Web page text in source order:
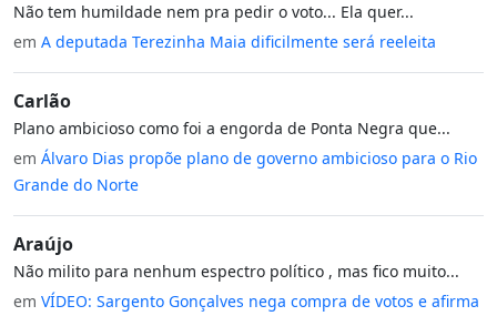
Não tem humildade nem pra pedir o voto... Ela quer...
em A deputada Terezinha Maia dificilmente será reeleita
Carlão
Plano ambicioso como foi a engorda de Ponta Negra que...
em Álvaro Dias propõe plano de governo ambicioso para o Rio
Grande do Norte
Araújo
Não milito para nenhum espectro político , mas fico muito...
em VÍDEO: Sargento Gonçalves nega compra de votos e afirma